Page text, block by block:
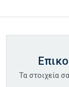
Τα στοιχεία